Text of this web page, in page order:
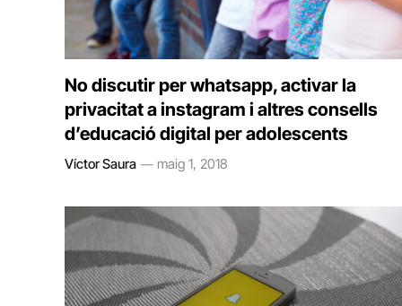
No discutir per whatsapp, activar la
privacitat a instagram i altres consells
d’educació digital per adolescents
Víctor Saura maig 1, 2018